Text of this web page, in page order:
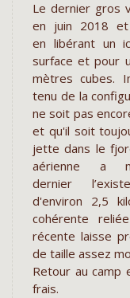
Le dernier gros
en juin 2018
en libérant un
surface et pour
mètres cubes.
tenu de la
ne soit pas
et qu'il soit
jette dans le
aérienne a
dernier
d'environ 2,5
cohérente
récente laisse
de taille assez
Retour au camp
frais.